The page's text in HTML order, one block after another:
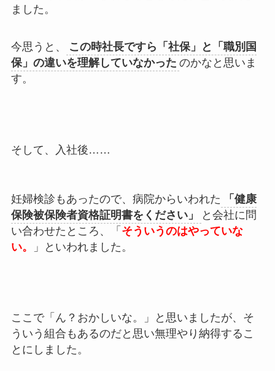
ました。
今思うと、
この時社長ですら「社保」と「職別国
保」の違いを理解していなかった のかなと思いま
す。
そして、入社後……
妊婦検診もあったので、病院からいわれた
「健康
保険被保険者資格証明書をください」
と会社に問
い合わせたところ、「 そういうのはやっていな
い。
」といわれました。
ここで「ん？おかしいな。」と思いましたが、そ
ういう組合もあるのだと思い無理やり納得するこ
とにしました。